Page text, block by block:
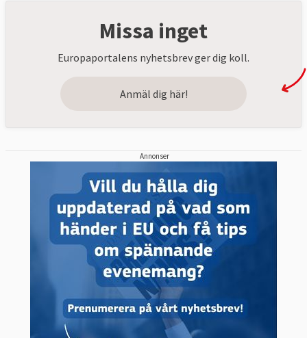
Missa inget
Europaportalens nyhetsbrev ger dig koll.
Anmäl dig här!
Annonser